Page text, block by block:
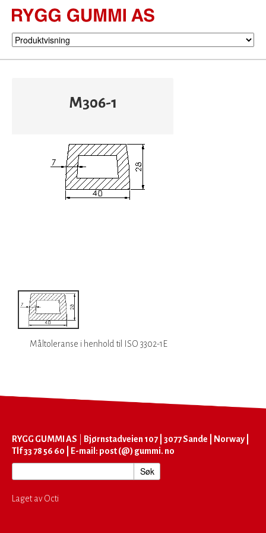
M306-1
Måltoleranse i henhold til ISO 3302-1E
RYGG GUMMI AS
Bjørnstadveien 107 | 3077 Sande | Norway |
Tlf 33 78 56 60 | E-mail: post (@) gummi. no
Laget av Octi